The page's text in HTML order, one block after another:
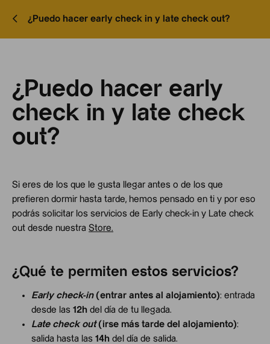
¿Puedo hacer early check in y late check out?
¿Puedo hacer early
check in y late check
out?
Si eres de los que le gusta llegar antes o de los que
prefieren dormir hasta tarde, hemos pensado en ti y por eso
podrás solicitar los servicios de Early check-in y Late check
out desde nuestra Store.
¿Qué te permiten estos servicios?
Early check-in(entrar antes al alojamiento): entrada
desde las 12h del día de tu llegada.
Late check out(irse más tarde del alojamiento):
salida hasta las 14h del día de salida.